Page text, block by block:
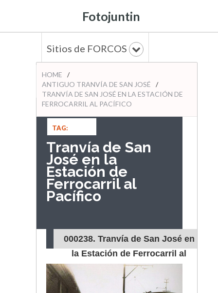
Fotojuntin
Sitios de FORCOS
HOME
/
ANTIGUO TRANVÍA DE SAN JOSÉ
/
TRANVÍA DE SAN JOSÉ EN LA ESTACIÓN DE
FERROCARRIL AL PACÍFICO
TAG:
ANTIGUO
TRANVÍA DE
SAN JOSÉ
Tranvía de San
José en la
Estación de
Ferrocarril al
Pacífico
000238. Tranvía de San José en
la Estación de Ferrocarril al
Pacífico